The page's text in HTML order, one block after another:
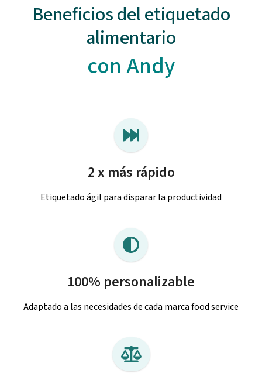
Beneficios del etiquetado
alimentario
con Andy
2 x más rápido
Etiquetado ágil para disparar la productividad
100% personalizable
Adaptado a las necesidades de cada marca food service